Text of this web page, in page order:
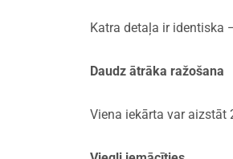
Katra detaļa ir identiska
Daudz ātrāka ražošana
Viena iekārta var aizstāt